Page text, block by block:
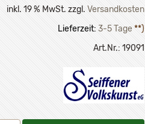
inkl. 19 % MwSt. zzgl. Versandkosten
Lieferzeit: 3-5 Tage**)
Art.Nr.: 19091